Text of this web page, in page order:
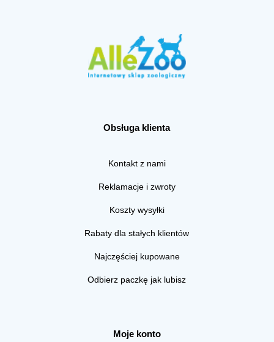
Obsługa klienta
Kontakt z nami
Reklamacje i zwroty
Koszty wysyłki
Rabaty dla stałych klientów
Najczęściej kupowane
Odbierz paczkę jak lubisz
Moje konto